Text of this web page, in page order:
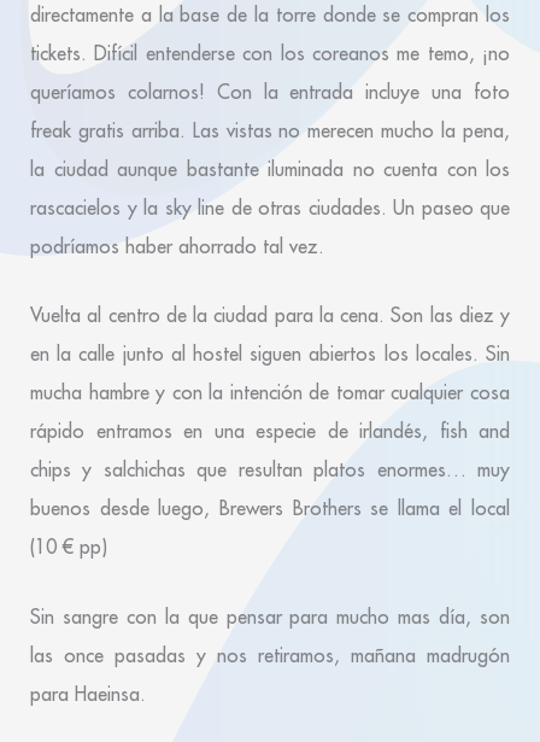
directamente a la base de la torre donde se compran los
tickets. Difícil entenderse con los coreanos me temo, ¡no
queríamos colarnos! Con la entrada incluye una foto
freak gratis arriba. Las vistas no merecen mucho la pena,
la ciudad aunque bastante iluminada no cuenta con los
rascacielos y la sky line de otras ciudades. Un paseo que
podríamos haber ahorrado tal vez.
Vuelta al centro de la ciudad para la cena. Son las diez y
en la calle junto al hostel siguen abiertos los locales. Sin
mucha hambre y con la intención de tomar cualquier cosa
rápido entramos en una especie de irlandés, fish and
chips y salchichas que resultan platos enormes… muy
buenos desde luego, Brewers Brothers se llama el local
(10 € pp)
Sin sangre con la que pensar para mucho mas día, son
las once pasadas y nos retiramos, mañana madrugón
para Haeinsa.